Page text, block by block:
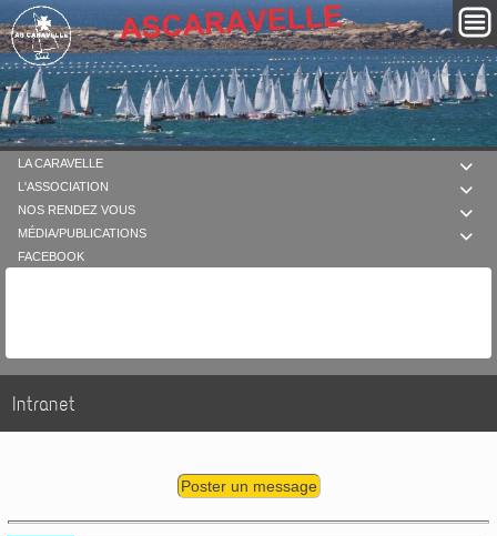

LA CARAVELLE

L'ASSOCIATION

NOS RENDEZ VOUS

MÉDIA/PUBLICATIONS
FACEBOOK
Intranet
Poster un message